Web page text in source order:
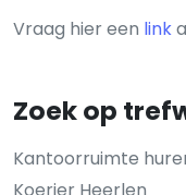
Vraag hier een link
Zoek op
Kantoorruimte
Koerier Heerlen